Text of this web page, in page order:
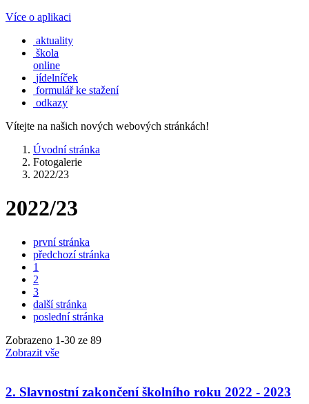
Více o aplikaci
aktuality
škola
online
jídelníček
formulář ke stažení
odkazy
Vítejte na našich nových webových stránkách!
Úvodní stránka
Fotogalerie
2022/23
2022/23
první stránka
předchozí stránka
1
2
3
další stránka
poslední stránka
Zobrazeno 1-30 ze 89
Zobrazit vše
2. Slavnostní zakončení školního roku 2022 - 2023